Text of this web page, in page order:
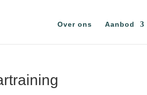
Over ons Aanbod